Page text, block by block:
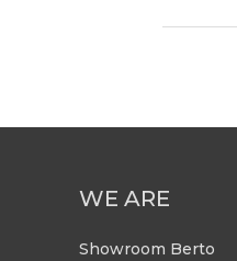
WE ARE
Showroom Berto